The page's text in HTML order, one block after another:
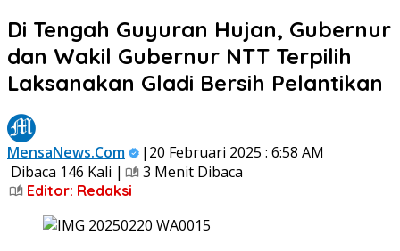
Di Tengah Guyuran Hujan, Gubernur
dan Wakil Gubernur NTT Terpilih
Laksanakan Gladi Bersih Pelantikan
MensaNews.Com
|20 Februari 2025 : 6:58 AM
Dibaca 146 Kali |
3 Menit Dibaca
Editor: Redaksi